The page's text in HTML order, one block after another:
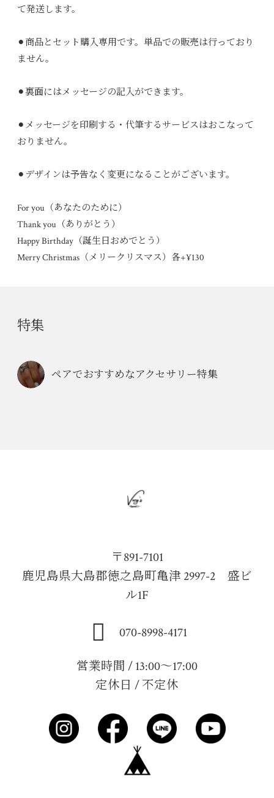
て発送します。
⚫︎商品とセット購入専用です。単品での販売は行っており
ません。
⚫︎裏面にはメッセージの記入ができます。
⚫︎メッセージを印刷する・代筆するサービスはおこなって
おりません。
⚫︎デザインは予告なく変更になることがございます。
For you（あなたのために）
Thank you（ありがとう）
Happy Birthday（誕生日おめでとう）
Merry Christmas（メリークリスマス）各+¥130
特集
ペアでおすすめなアクセサリー特集
〒891-7101
鹿児島県大島郡徳之島町亀津 2997-2 盛ビ
ル1F
070-8998-4171
営業時間 / 13:00～17:00
定休日 / 不定休